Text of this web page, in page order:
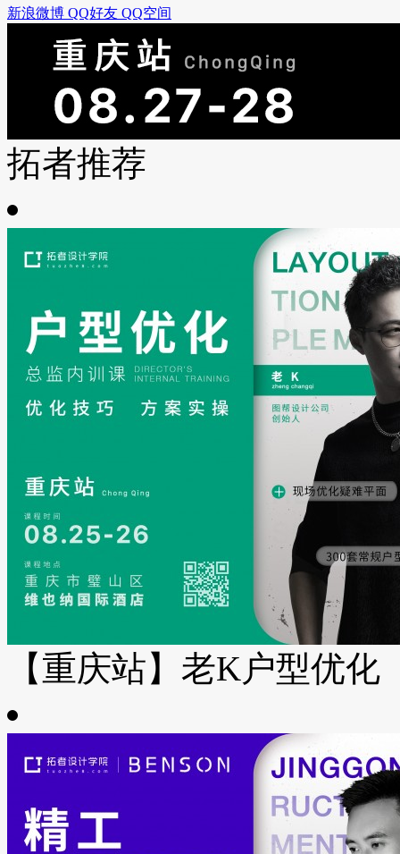
新浪微博 QQ好友 QQ空间
拓者推荐
【重庆站】老K户型优化